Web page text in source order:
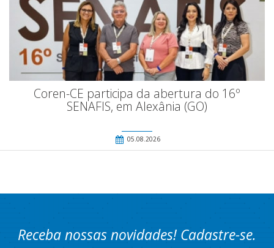
Coren-CE participa da abertura do 16º
SENAFIS, em Alexânia (GO)
05.08.2026
Receba nossas novidades! Cadastre-se.